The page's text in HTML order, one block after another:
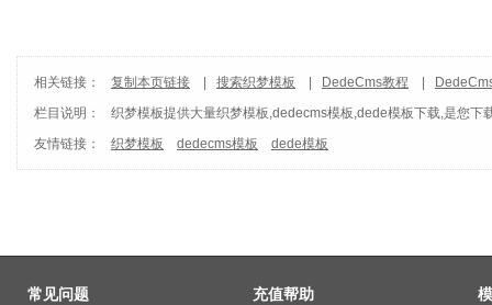
相关链接： 复制本页链接 搜索织梦模板 DedeCms教程
栏目说明：
织梦模板提供大量织梦模板,dedecms模板,dede模板下载,是您
友情链接：
织梦模板 dedecms模板 dede模板
常见问题 充值帮助